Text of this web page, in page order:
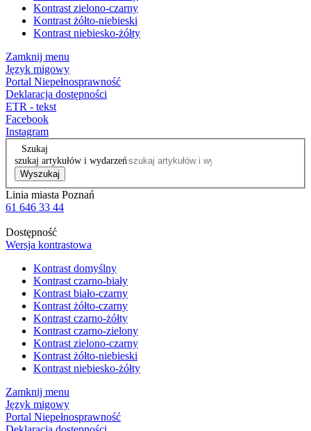
Kontrast zielono-czarny
Kontrast żółto-niebieski
Kontrast niebiesko-żółty
Zamknij menu
Język migowy
Portal Niepełnosprawność
Deklaracja dostępności
ETR - tekst
Facebook
Instagram
Szukaj
szukaj artykułów i wydarzeń
Wyszukaj
Linia miasta Poznań
61 646 33 44
Dostępność
Wersja kontrastowa
Kontrast domyślny
Kontrast czarno-biały
Kontrast biało-czarny
Kontrast żółto-czarny
Kontrast czarno-żółty
Kontrast czarno-zielony
Kontrast zielono-czarny
Kontrast żółto-niebieski
Kontrast niebiesko-żółty
Zamknij menu
Język migowy
Portal Niepełnosprawność